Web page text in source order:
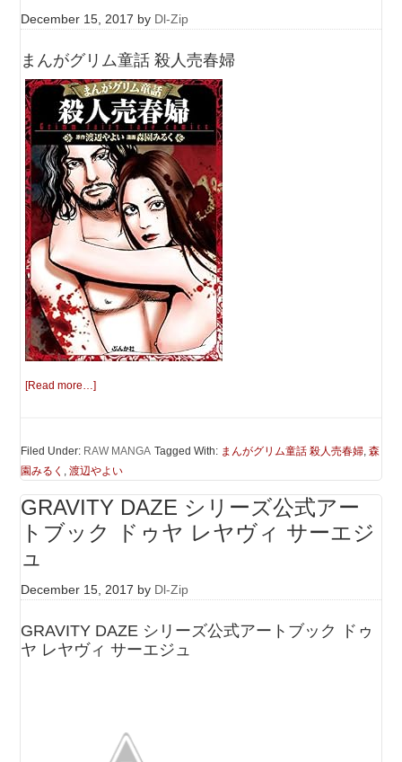
December 15, 2017 by Dl-Zip
まんがグリム童話 殺人売春婦
[Read more…]
Filed Under: RAW MANGA Tagged With: まんがグリム童話 殺人売春婦,森
園みるく ,渡辺やよい
GRAVITY DAZE シリーズ公式アー
トブック ドゥヤ レヤヴィ サーエジ
ュ
December 15, 2017 by Dl-Zip
GRAVITY DAZE シリーズ公式アートブック ドゥ
ヤ レヤヴィ サーエジュ